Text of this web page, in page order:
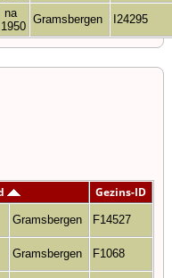
na
1950
Gramsbergen I24295
Gezins-ID
Gramsbergen F14527
Gramsbergen F1068